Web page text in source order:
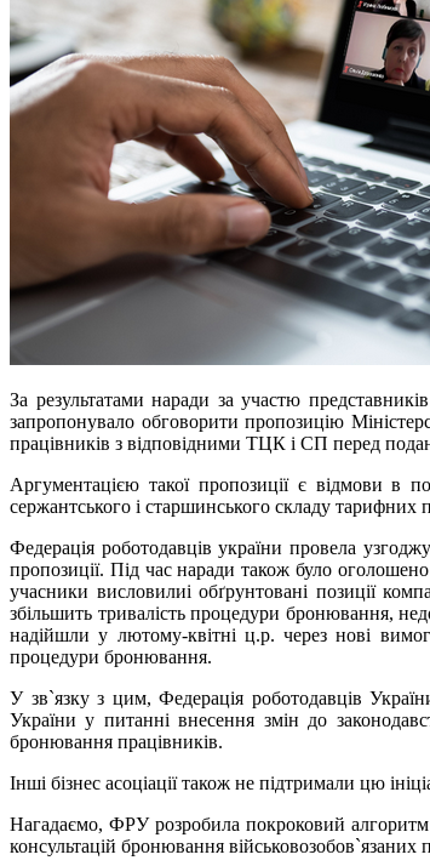
За результатами наради за участю
запропонувало обговорити пропозицію
працівників з відповідними ТЦК і СП перед
Аргументацією такої пропозиції є відмови в
сержантського і старшинського складу
Федерація роботодавців україни провела
пропозиції. Під час наради також було
учасники висловилиі обґрунтовані позиції
збільшить тривалість процедури бронювання,
надійшли у лютому-квітні ц.р. через нові
процедури бронювання.
У зв`язку з цим, Федерація роботодавців
України у питанні внесення змін до
бронювання працівників.
Інші бізнес асоціації також не підтримали цю
Нагадаємо, ФРУ розробила покроковий алгоритм
консультацій бронювання військовозобов`язаних